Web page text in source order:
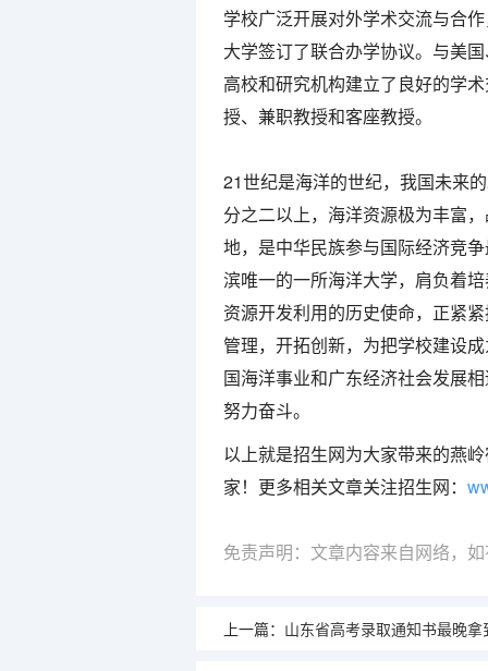
学校广泛开展对外学术交流与合
大学签订了联合办学协议。与美
高校和研究机构建立了良好的学
授、兼职教授和客座教授。
21世纪是海洋的世纪，我国未来
分之二以上，海洋资源极为丰富
地，是中华民族参与国际经济竞
滨唯一的一所海洋大学，肩负着
资源开发利用的历史使命，正紧
管理，开拓创新，为把学校建设
国海洋事业和广东经济社会发展
努力奋斗。
以上就是招生网为大家带来的燕
家！更多相关文章关注招生网：
免责声明：文章内容来自网络，
上一篇： 山东省高考录取通知书最晚拿到（山东高考专科批